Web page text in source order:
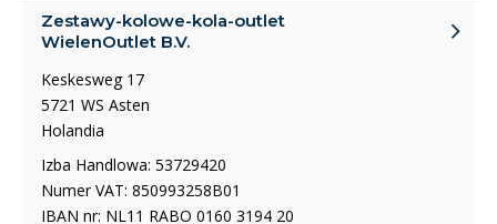
Zestawy-kolowe-kola-outlet
WielenOutlet B.V.
Keskesweg 17
5721 WS Asten
Holandia
Izba Handlowa: 53729420
Numer VAT: 850993258B01
IBAN nr: NL11 RABO 0160 3194 20